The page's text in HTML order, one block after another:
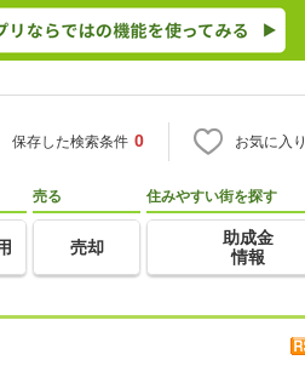
保存した検索条件 0 お気に入り
売る
売却
住みやすい街を探す
助成金
情報